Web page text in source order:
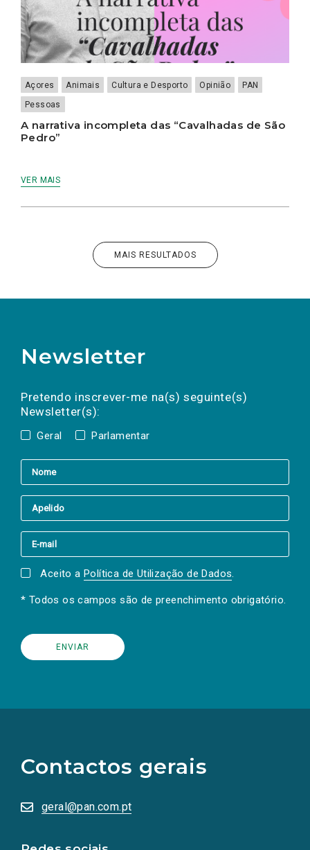
Açores Animais Cultura e Desporto Opinião
PAN
Pessoas
A narrativa incompleta das “Cavalhadas de São
Pedro”
VER MAIS
MAIS RESULTADOS
Newsletter
Pretendo inscrever-me na(s) seguinte(s)
Newsletter(s):
Geral Parlamentar
a(s) newsletter(s).
mail
Aceito a Política de Utilização de Dados.
* Todos os campos são de preenchimento obrigatório.
Contactos gerais
geral@pan.com.pt
redes
sociais
numa
nova